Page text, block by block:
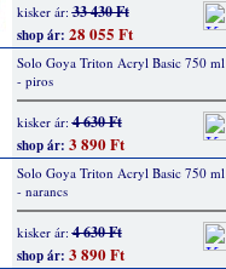
kisker ár:33 430 Ft
shop ár: 28 055 Ft
Solo Goya Triton Acryl Basic 750 ml
- piros
kisker ár:4 630 Ft
shop ár: 3 890 Ft
Solo Goya Triton Acryl Basic 750 ml
- narancs
kisker ár:4 630 Ft
shop ár: 3 890 Ft